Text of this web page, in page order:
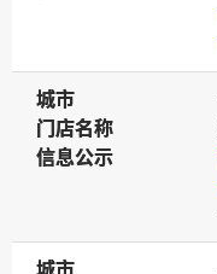
城市
城市
门店名称
门店名称
信息公示
信息公示
城市
城市